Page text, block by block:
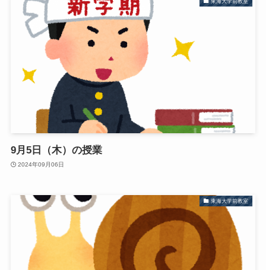
9月5日（木）の授業
2024年09月06日
東海大学前教室